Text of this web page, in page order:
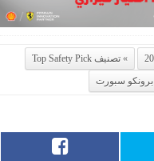
تصنيف Top Safety Pick
برونكو سبورت